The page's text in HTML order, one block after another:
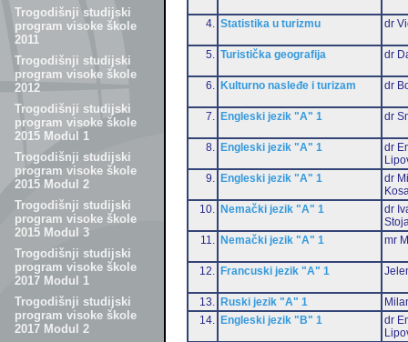
Trogodišnji studijski
program visoke škole
2011
Trogodišnji studijski
program visoke škole
2012
Trogodišnji studijski
program visoke škole
2015 Modul 1
Trogodišnji studijski
program visoke škole
2015 Modul 2
Trogodišnji studijski
program visoke škole
2015 Modul 3
Trogodišnji studijski
program visoke škole
2017 Modul 1
Trogodišnji studijski
program visoke škole
2017 Modul 2
4. Statistika u turizmu dr
5. Turistička geografija dr
6. Kulturno nasleđe i turizam dr
7. Engleski jezik "A" 1 dr
8. Engleski jezik "A" 1
dr
9.
Engleski jezik "A" 1
dr
10.
Nemački jezik "A" 1
dr
11.
Nemački jezik "A" 1 mr
12. Francuski jezik "A" 1
13. Ruski jezik "A" 1
14.
Engleski jezik "B" 1
dr